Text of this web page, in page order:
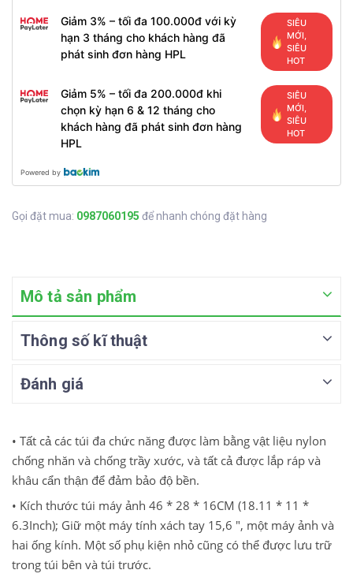
Giảm 3% – tối đa 100.000đ với kỳ
hạn 3 tháng cho khách hàng đã
phát sinh đơn hàng HPL
SIÊU
MỚI,
SIÊU
HOT
Giảm 5% – tối đa 200.000đ khi
chọn kỳ hạn 6 & 12 tháng cho
khách hàng đã phát sinh đơn hàng
HPL
SIÊU
MỚI,
SIÊU
HOT
Powered by
Gọi đặt mua: 0987060195 để nhanh chóng đặt hàng
Mô tả sản phẩm
Thông số kĩ thuật
Đánh giá
• Tất cả các túi đa chức năng được làm bằng vật liệu nylon
chống nhăn và chống trầy xước, và tất cả được lắp ráp và
khâu cẩn thận để đảm bảo độ bền.
• Kích thước túi máy ảnh 46 * 28 * 16CM (18.11 * 11 *
6.3Inch); Giữ một máy tính xách tay 15,6 ", một máy ảnh và
hai ống kính. Một số phụ kiện nhỏ cũng có thể được lưu trữ
trong túi bên và túi trước.